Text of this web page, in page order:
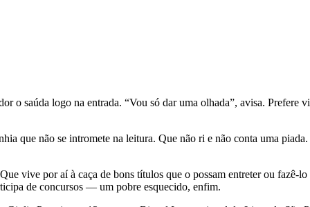
o saúda logo na entrada. “Vou só dar uma olhada”, avisa. Prefere
que não se intromete na leitura. Que não ri e não conta uma
vive por aí à caça de bons títulos que o possam entreter ou
de concursos ― um pobre esquecido, enfim.